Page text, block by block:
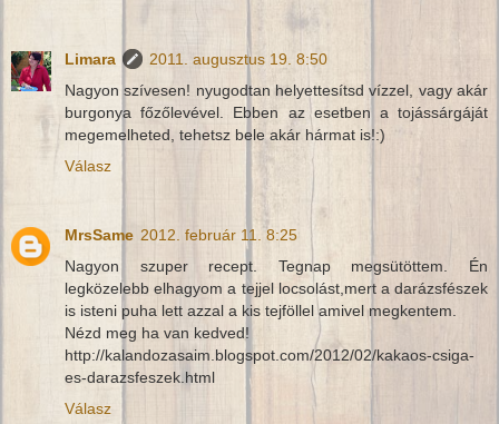
Limara
2011. augusztus 19. 8:50
Nagyon szívesen! nyugodtan helyettesítsd vízzel, vagy akár
burgonya főzőlevével. Ebben az esetben a tojássárgáját
megemelheted, tehetsz bele akár hármat is!:)
Válasz
MrsSame 2012. február 11. 8:25
Nagyon szuper recept. Tegnap megsütöttem. Én
legközelebb elhagyom a tejjel locsolást,mert a darázsfészek
is isteni puha lett azzal a kis tejföllel amivel megkentem.
Nézd meg ha van kedved!
http://kalandozasaim.blogspot.com/2012/02/kakaos-csiga-
es-darazsfeszek.html
Válasz